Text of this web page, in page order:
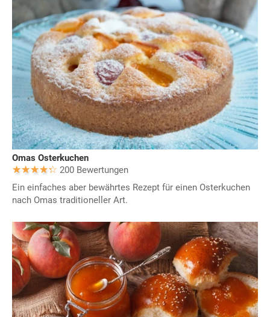
Omas Osterkuchen
200 Bewertungen
Ein einfaches aber bewährtes Rezept für einen Osterkuchen
nach Omas traditioneller Art.